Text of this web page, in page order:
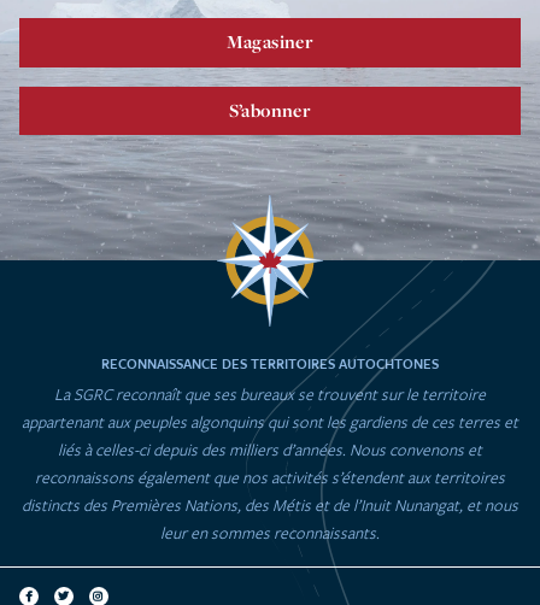
Magasiner
S’abonner
RECONNAISSANCE DES TERRITOIRES AUTOCHTONES
La SGRC reconnaît que ses bureaux se trouvent sur le territoire
appartenant aux peuples algonquins qui sont les gardiens de ces terres et
liés à celles-ci depuis des milliers d’années. Nous convenons et
reconnaissons également que nos activités s’étendent aux territoires
distincts des Premières Nations, des Métis et de l’Inuit Nunangat, et nous
leur en sommes reconnaissants.